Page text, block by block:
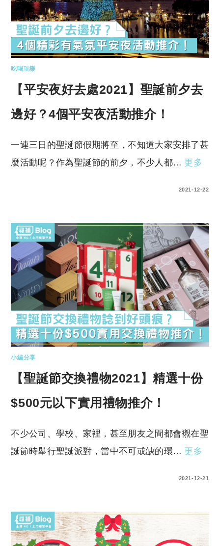
吃喝玩樂
【平安夜好去處2021】聖誕前夕去
邊好？4個平安夜活動推介！
一連三日的聖誕節假期將至，不知道大家安排了甚
麼活動呢？作為聖誕節的前夕，不少人都… 更多
2021-12-22
小編分享
【聖誕節交換禮物2021】精選十份
$500元以下實用禮物推介！
不少公司、學校、家裡，甚至朋友之間都會襯在聖
誕節時舉行聖誕派對，當中不可或缺的環… 更多
2021-12-21